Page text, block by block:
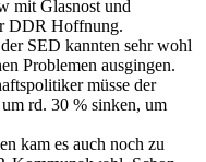
mit Glasnost und
DDR Hoffnung.
SED kannten sehr wohl
Problemen ausgingen.
müsse der
rd. 30 % sinken, um
kam es auch noch zu